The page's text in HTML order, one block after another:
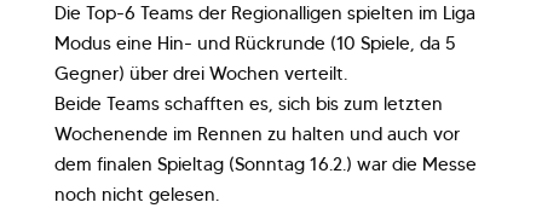
Die Top-6 Teams der Regionalligen spielten im Liga
Modus eine Hin- und Rückrunde (10 Spiele, da 5
Gegner) über drei Wochen verteilt.
Beide Teams schafften es, sich bis zum letzten
Wochenende im Rennen zu halten und auch vor
dem finalen Spieltag (Sonntag 16.2.) war die Messe
noch nicht gelesen.